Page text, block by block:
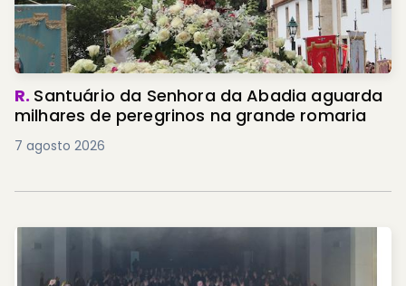
R. Santuário da Senhora da Abadia aguarda
milhares de peregrinos na grande romaria
7 agosto 2026